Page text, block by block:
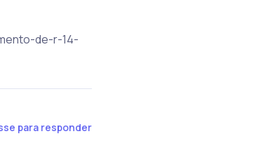
de-r-14-
para responder